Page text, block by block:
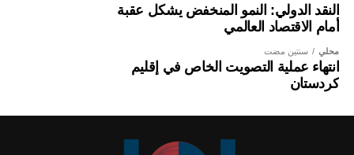
النقد الدولي: النمو المنخفض يشكل عقبة
أمام الاقتصاد العالمي
محلي سنتين مضت
انتهاء عملية التصويت الخاص في إقليم
كردستان